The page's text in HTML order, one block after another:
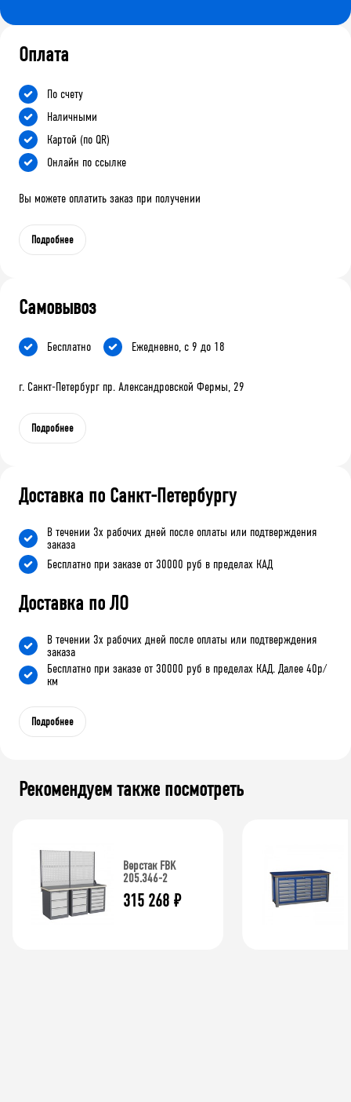
Оплата
По счету
Наличными
Картой (по QR)
Онлайн по ссылке
Вы можете оплатить заказ при получении
Подробнее
Самовывоз
Бесплатно Ежедневно, с 9 до 18
г. Санкт-Петербург пр. Александровской Фермы, 29
Подробнее
Доставка по Санкт-Петербургу
В течении 3х рабочих дней после оплаты или подтверждения
заказа
Бесплатно при заказе от 30000 руб в пределах КАД
Доставка по ЛО
В течении 3х рабочих дней после оплаты или подтверждения
заказа
Бесплатно при заказе от 30000 руб в пределах КАД. Далее 40р/
км
Подробнее
Рекомендуем также посмотреть
Верстак FBK
205.346-2
315 268 ₽